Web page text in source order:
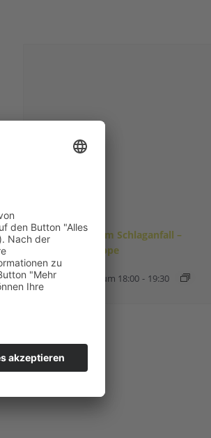
Leben nach dem Schlaganfall –
Selbsthilfegruppe
10. August 2026 um 18:00 - 19:30